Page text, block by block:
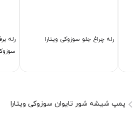
رله چراغ جلو سوزوکی ویتارا
رله
پمپ شیشه شور تایوان سوزوکی ویتارا